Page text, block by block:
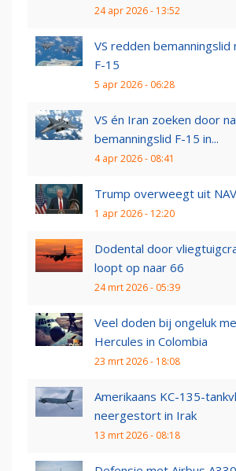
24 apr 2026 - 13:52
VS redden bemanningslid
F-15
5 apr 2026 - 06:28
VS én Iran zoeken door
bemanningslid F-15 in...
4 apr 2026 - 08:41
Trump overweegt uit
1 apr 2026 - 12:20
Dodental door
loopt op naar 66
24 mrt 2026 - 05:39
Veel doden bij ongeluk
Hercules in Colombia
23 mrt 2026 - 18:08
Amerikaans KC-135-
neergestort in Irak
13 mrt 2026 - 08:18